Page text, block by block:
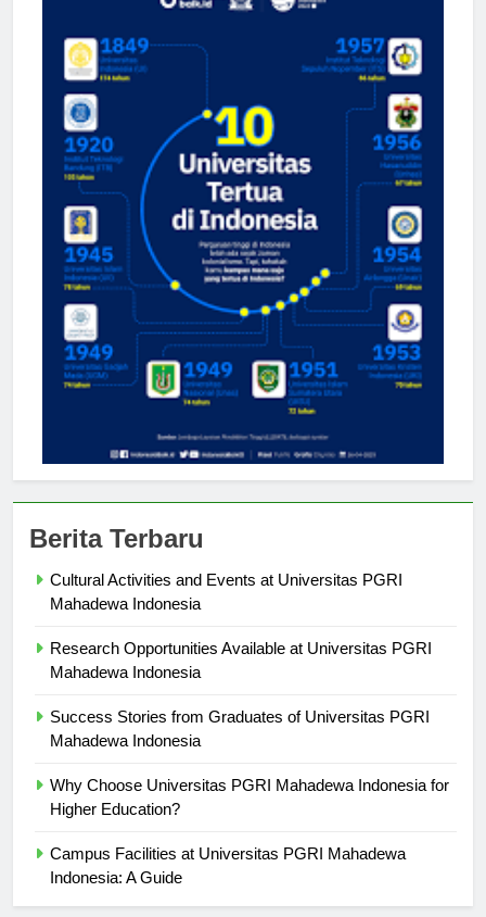
Berita Terbaru
Cultural Activities and Events at Universitas PGRI
Mahadewa Indonesia
Research Opportunities Available at Universitas PGRI
Mahadewa Indonesia
Success Stories from Graduates of Universitas PGRI
Mahadewa Indonesia
Why Choose Universitas PGRI Mahadewa Indonesia for
Higher Education?
Campus Facilities at Universitas PGRI Mahadewa
Indonesia: A Guide